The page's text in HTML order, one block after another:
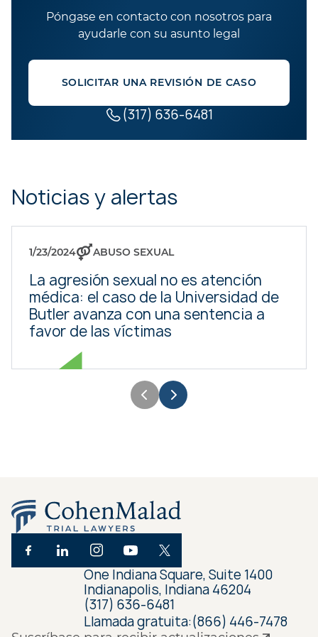
Póngase en contacto con nosotros para
ayudarle con su asunto legal
SOLICITAR UNA REVISIÓN DE CASO
(317) 636-6481
Noticias y alertas
1/23/2024 ABUSO SEXUAL
La agresión sexual no es atención
médica: el caso de la Universidad de
Butler avanza con una sentencia a
favor de las víctimas
One Indiana Square, Suite 1400
Indianapolis, Indiana 46204
(317) 636-6481
Llamada gratuita:(866) 446-7478